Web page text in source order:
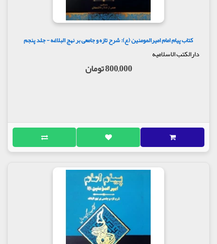
کتاب پیام امام امیرالمومنین (ع): شرح تازه و جامعی بر نهج البلاغه - جلد پنجم
دارالکتب الاسلامیه
800,000 تومان